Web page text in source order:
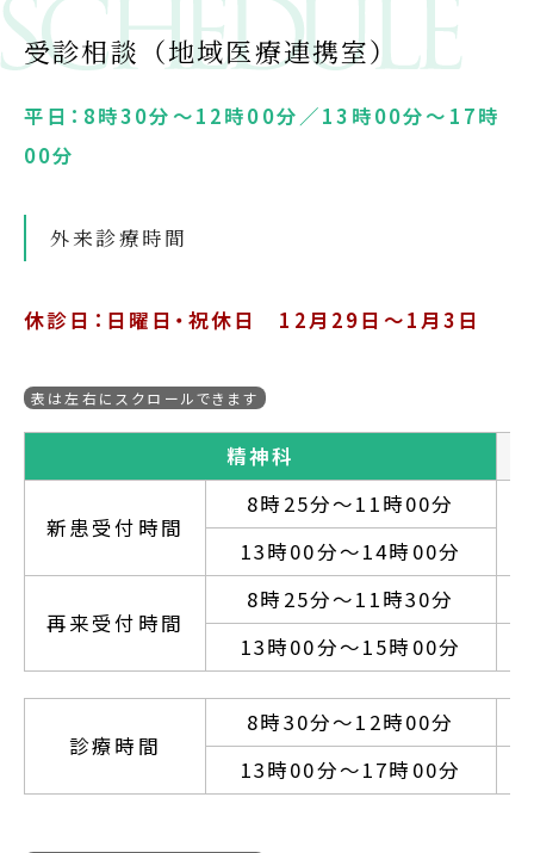
受診相談（地域医療連携室）
平日：8時30分～12時00分／13時00分～17時
00分
外来診療時間
休診日：日曜日・祝休日 12月29日～1月3日
精神科
新患受付時間
8時25分～11時00分
13時00分～14時00分
再来受付時間
8時25分～11時30分
13時00分～15時00分
診療時間
8時30分～12時00分
13時00分～17時00分